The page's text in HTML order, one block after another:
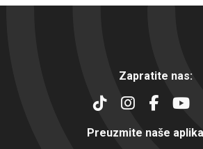
Zapratite nas:
Preuzmite naše